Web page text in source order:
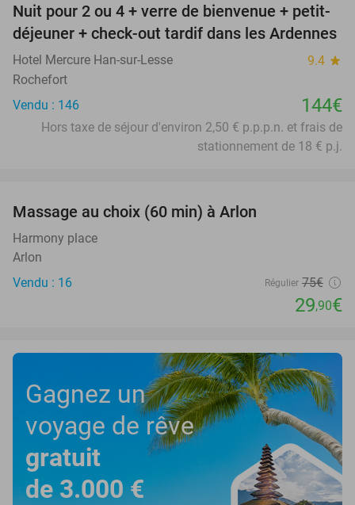
Nuit pour 2 ou 4 + verre de bienvenue + petit-
déjeuner + check-out tardif dans les Ardennes
Hotel Mercure Han-sur-Lesse 9.4 star
Rochefort
Vendu : 146
144€
Hors taxe de séjour d'environ 2,50 € p.p.p.n. et frais de
stationnement de 18 € p.j.
Massage au choix (60 min) à Arlon
Harmony place
Arlon
Vendu : 16
Régulier 75€
29,90€
Gagnez un
voyage de rêve
gratuit
de 3.000 €